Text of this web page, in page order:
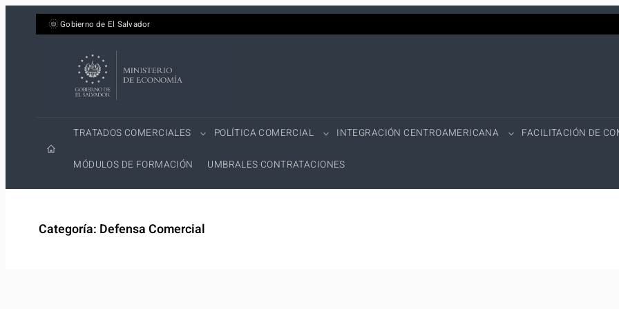
Saltar
Gobierno de El Salvador
TRATADOS COMERCIALES POLÍTICA COMERCIAL INTEGRACIÓN CENTROAMERICANA FACILITACIÓN DE
MÓDULOS DE FORMACIÓN UMBRALES CONTRATACIONES
Categoría: Defensa Comercial